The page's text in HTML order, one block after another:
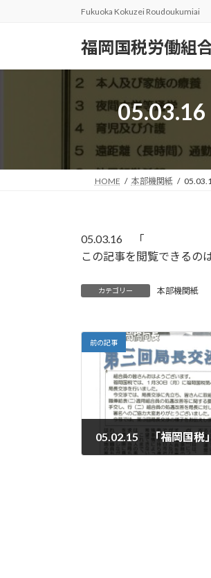
Fukuoka Kokuzei Roudoukumiai
福岡国税労働組
HOME 本部機関紙
05.03.16 「
この記事を閲覧できるの
カテゴリー 本部機関紙
前の記事